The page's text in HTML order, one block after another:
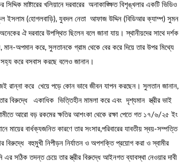
মাষ্টারের খলিয়ানে দরবারের অনাকাঙ্ক্ষিত বিশৃঙ্খলার একটি ভিডিও
ইসলাম (হোগলবাড়ি), যুবদল নেতা আফাজ উদ্দিন (বিডিআর ক্যাম্প) সুমন
ঐ দরবারে উপস্থিত ছিলেন বলে জানা যায়। স্থানীয়দের সাথে দর্শক
অপমান করে, সুলতানকে গ্রাম থেকে বের করে দিয়ে তার উপর মিথ্যে
সহ্য করে বসবাস করছে বলেও জানান।
রান্না করে খেয়ে পড়ে কোন ভাবে জীবন যাপন করছেন। সুলতান জানান,
তার বিরুদ্ধে একাধিক ভিত্তিহীন মামলা করে এবং দৃশ্যমান স্ত্রীর ভাই
আরো বড় রকমের ক্ষতির আশংকা থেকে রক্ষা পেতে গত ১৭/৬/২৫ ইং
মায়ের বার্ধক্যজনিত কারণে তার সংসার,পরিবারের যাবতীয় স্বয়-সম্পত্তি
বিরুদ্ধে বহুমুখী নিপীড়ন নির্যাতন ও অপশক্তি প্রয়োগ করা ও স্বামীর
এর সঠিক তদন্ত চেয়ে তার স্ত্রীর বিরুদ্ধে আইনগত ব্যাবস্থা নেওয়ার দাবী